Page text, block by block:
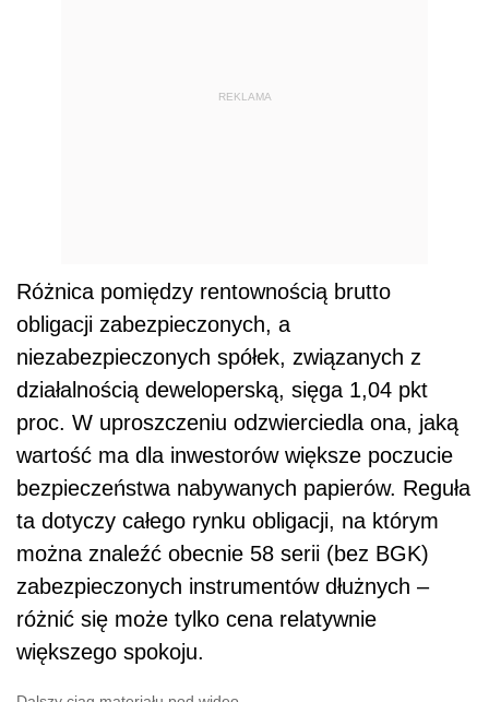
REKLAMA
Różnica pomiędzy rentownością brutto
obligacji zabezpieczonych, a
niezabezpieczonych spółek, związanych z
działalnością deweloperską, sięga 1,04 pkt
proc. W uproszczeniu odzwierciedla ona, jaką
wartość ma dla inwestorów większe poczucie
bezpieczeństwa nabywanych papierów. Reguła
ta dotyczy całego rynku obligacji, na którym
można znaleźć obecnie 58 serii (bez BGK)
zabezpieczonych instrumentów dłużnych –
różnić się może tylko cena relatywnie
większego spokoju.